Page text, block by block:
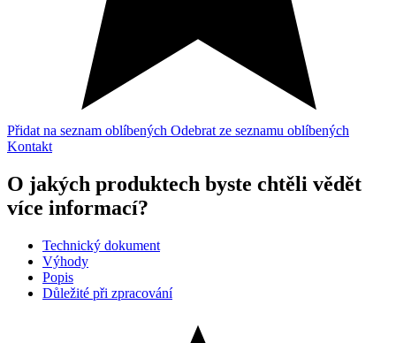
Přidat na seznam oblíbených Odebrat ze seznamu oblíbených
Kontakt
O jakých produktech byste chtěli vědět
více informací?
Technický dokument
Výhody
Popis
Důležité při zpracování